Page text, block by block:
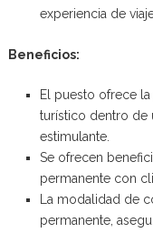
experiencia de
Beneficios:
El puesto ofrece
turístico dentro de
estimulante.
Se ofrecen
permanente con
La modalidad de
permanente,